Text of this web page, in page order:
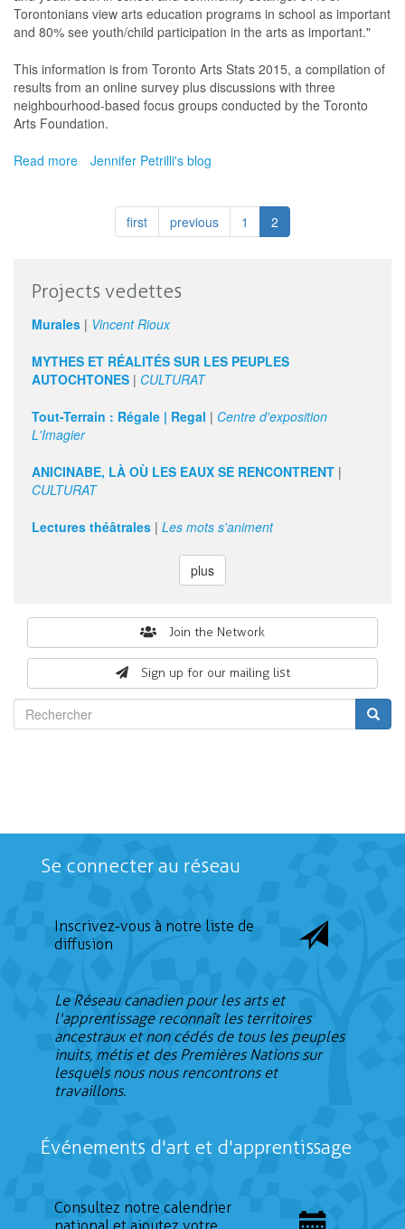
Torontonians view arts education programs in school as important
and 80% see youth/child participation in the arts as important."
This information is from Toronto Arts Stats 2015, a compilation of
results from an online survey plus discussions with three
neighbourhood-based focus groups conducted by the Toronto
Arts Foundation.
Read more about
Torontonians
in
as
Jennifer Petrilli's blog
first previous 1 2
Projects vedettes
Murales | Vincent Rioux
MYTHES ET RÉALITÉS SUR LES PEUPLES
AUTOCHTONES | CULTURAT
Tout-Terrain : Régale | Regal | Centre d'exposition
L'Imagier
ANICINABE, LÀ OÙ LES EAUX SE RENCONTRENT |
CULTURAT
Lectures théâtrales | Les mots s'animent
plus
Join the Network
Sign up for our mailing list
form
Se connecter au réseau
Inscrivez-vous à notre liste de
diffusion
Le Réseau canadien pour les arts et
l'apprentissage reconnaît les territoires
ancestraux et non cédés de tous les peuples
inuits, métis et des Premières Nations sur
lesquels nous nous rencontrons et
travaillons.
Événements d'art et d'apprentissage
Consultez notre calendrier
national et ajoutez votre